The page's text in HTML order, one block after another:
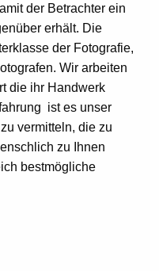
der Betrachter ein
erhält. Die
der Fotografie,
Wir arbeiten
die ihr Handwerk
ist es unser
vermitteln, die zu
zu Ihnen
bestmögliche